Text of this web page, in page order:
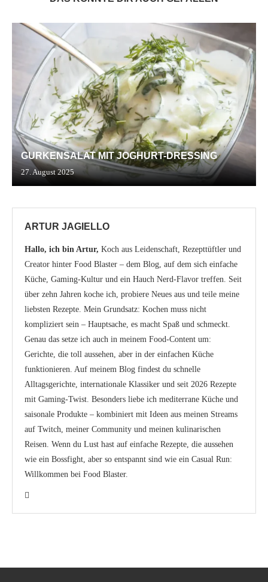
GURKENSALAT MIT JOGHURT-DRESSING
27. August 2025
ARTUR JAGIELLO
Hallo, ich bin Artur, Koch aus Leidenschaft, Rezepttüftler und
Creator hinter Food Blaster – dem Blog, auf dem sich einfache
Küche, Gaming-Kultur und ein Hauch Nerd-Flavor treffen. Seit
über zehn Jahren koche ich, probiere Neues aus und teile meine
liebsten Rezepte. Mein Grundsatz: Kochen muss nicht
kompliziert sein – Hauptsache, es macht Spaß und schmeckt.
Genau das setze ich auch in meinem Food-Content um:
Gerichte, die toll aussehen, aber in der einfachen Küche
funktionieren. Auf meinem Blog findest du schnelle
Alltagsgerichte, internationale Klassiker und seit 2026 Rezepte
mit Gaming-Twist. Besonders liebe ich mediterrane Küche und
saisonale Produkte – kombiniert mit Ideen aus meinen Streams
auf Twitch, meiner Community und meinen kulinarischen
Reisen. Wenn du Lust hast auf einfache Rezepte, die aussehen
wie ein Bossfight, aber so entspannt sind wie ein Casual Run:
Willkommen bei Food Blaster.